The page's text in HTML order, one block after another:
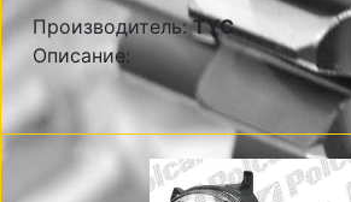
Производитель:TYC
Описание: